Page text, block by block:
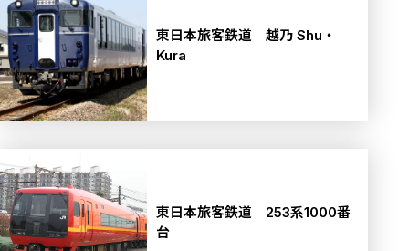
東日本旅客鉄道 越乃 Shu・
Kura
東日本旅客鉄道 253系1000番
台